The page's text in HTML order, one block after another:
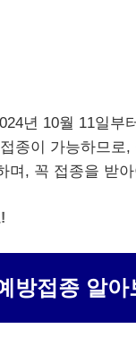
년 10월 11일부
종이 가능하므로
며, 꼭 접종을 받
방접종 알아